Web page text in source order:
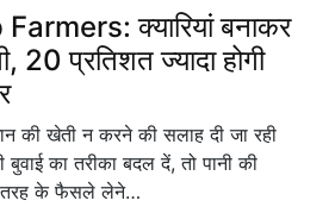
क्यारियां बनाकर
20 प्रतिशत ज्यादा होगी
की खेती न करने की सलाह दी जा रही
का तरीका बदल दें, तो पानी की
तरह के फैसले लेने…